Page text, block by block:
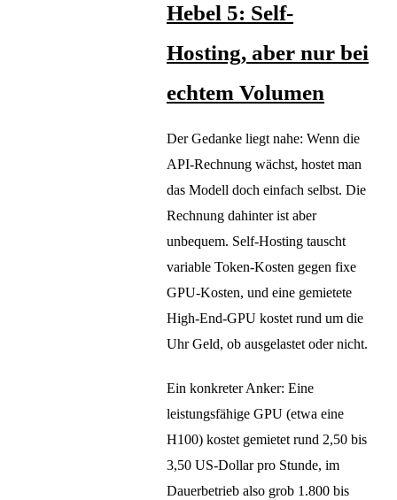
Hebel 5: Self-
Hosting, aber nur bei
echtem Volumen
Der Gedanke liegt nahe: Wenn die
API-Rechnung wächst, hostet man
das Modell doch einfach selbst. Die
Rechnung dahinter ist aber
unbequem. Self-Hosting tauscht
variable Token-Kosten gegen fixe
GPU-Kosten, und eine gemietete
High-End-GPU kostet rund um die
Uhr Geld, ob ausgelastet oder nicht.
Ein konkreter Anker: Eine
leistungsfähige GPU (etwa eine
H100) kostet gemietet rund 2,50 bis
3,50 US-Dollar pro Stunde, im
Dauerbetrieb also grob 1.800 bis